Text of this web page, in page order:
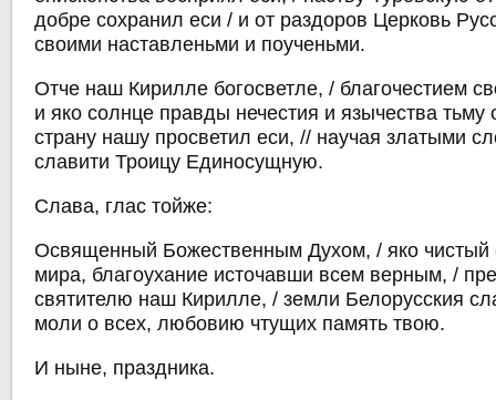
добре сохранил еси / и от раздоров Церковь
своими наставленьми и поученьми.
Отче наш Кирилле богосветле, / благочестием
и яко солнце правды нечестия и язычества тьму
страну нашу просветил еси, // научая златыми
славити Троицу Единосущную.
Слава, глас тойже:
Освященный Божественным Духом, / яко чистый
мира, благоухание источавши всем верным, /
святителю наш Кирилле, / земли Белорусския
моли о всех, любовию чтущих память твою.
И ныне, праздника.